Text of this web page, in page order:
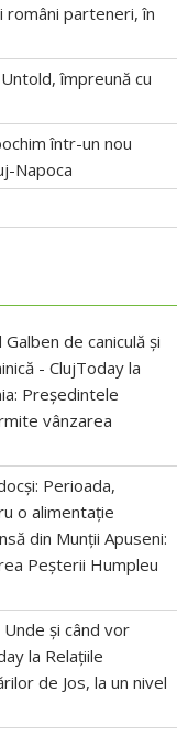
români parteneri, în
împreună cu
într-un nou
Napoca
de caniculă și
- ClujToday la
Președintele
vânzarea
Perioada,
o alimentație
din Munții Apuseni:
Peșterii Humpleu
Unde și când vor
la Relațiile
de Jos, la un nivel